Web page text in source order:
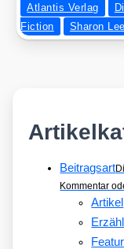
Dezem­
ber:
Atlantis Verlag
Fiction
Sharon Lee
Beitragsart
Kommentar
Artikel